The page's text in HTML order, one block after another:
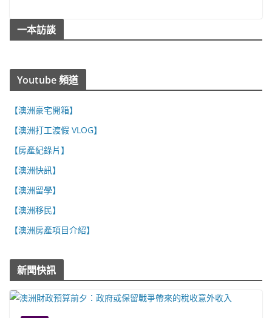
一本訪談
Youtube 頻道
【澳洲豪宅開箱】
【澳洲打工渡假 VLOG】
【房產紀錄片】
【澳洲快訊】
【澳洲留學】
【澳洲移民】
【澳洲房產項目介紹】
新聞快訊